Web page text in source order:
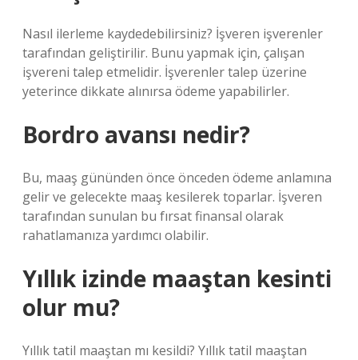
Nasıl ilerleme kaydedebilirsiniz? İşveren işverenler
tarafından geliştirilir. Bunu yapmak için, çalışan
işvereni talep etmelidir. İşverenler talep üzerine
yeterince dikkate alınırsa ödeme yapabilirler.
Bordro avansı nedir?
Bu, maaş gününden önce önceden ödeme anlamına
gelir ve gelecekte maaş kesilerek toparlar. İşveren
tarafından sunulan bu fırsat finansal olarak
rahatlamanıza yardımcı olabilir.
Yıllık izinde maaştan kesinti
olur mu?
Yıllık tatil maaştan mı kesildi? Yıllık tatil maaştan